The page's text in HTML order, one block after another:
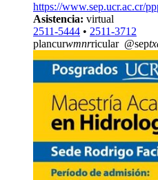
https://www.sep.ucr.ac.cr/
Asistencia: virtual
2511-5444 • 2511-3712
plancurwmnrricular @sep